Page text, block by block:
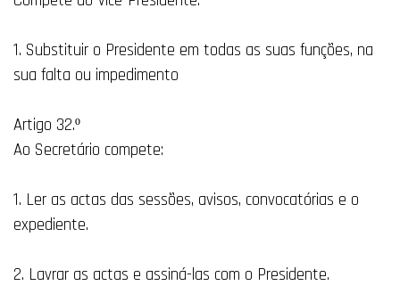
1. Substituir o Presidente em todas as suas funções, na
sua falta ou impedimento
Artigo 32.º
Ao Secretário compete:
1. Ler as actas das sessões, avisos, convocatórias e o
expediente.
2. Lavrar as actas e assiná-las com o Presidente.